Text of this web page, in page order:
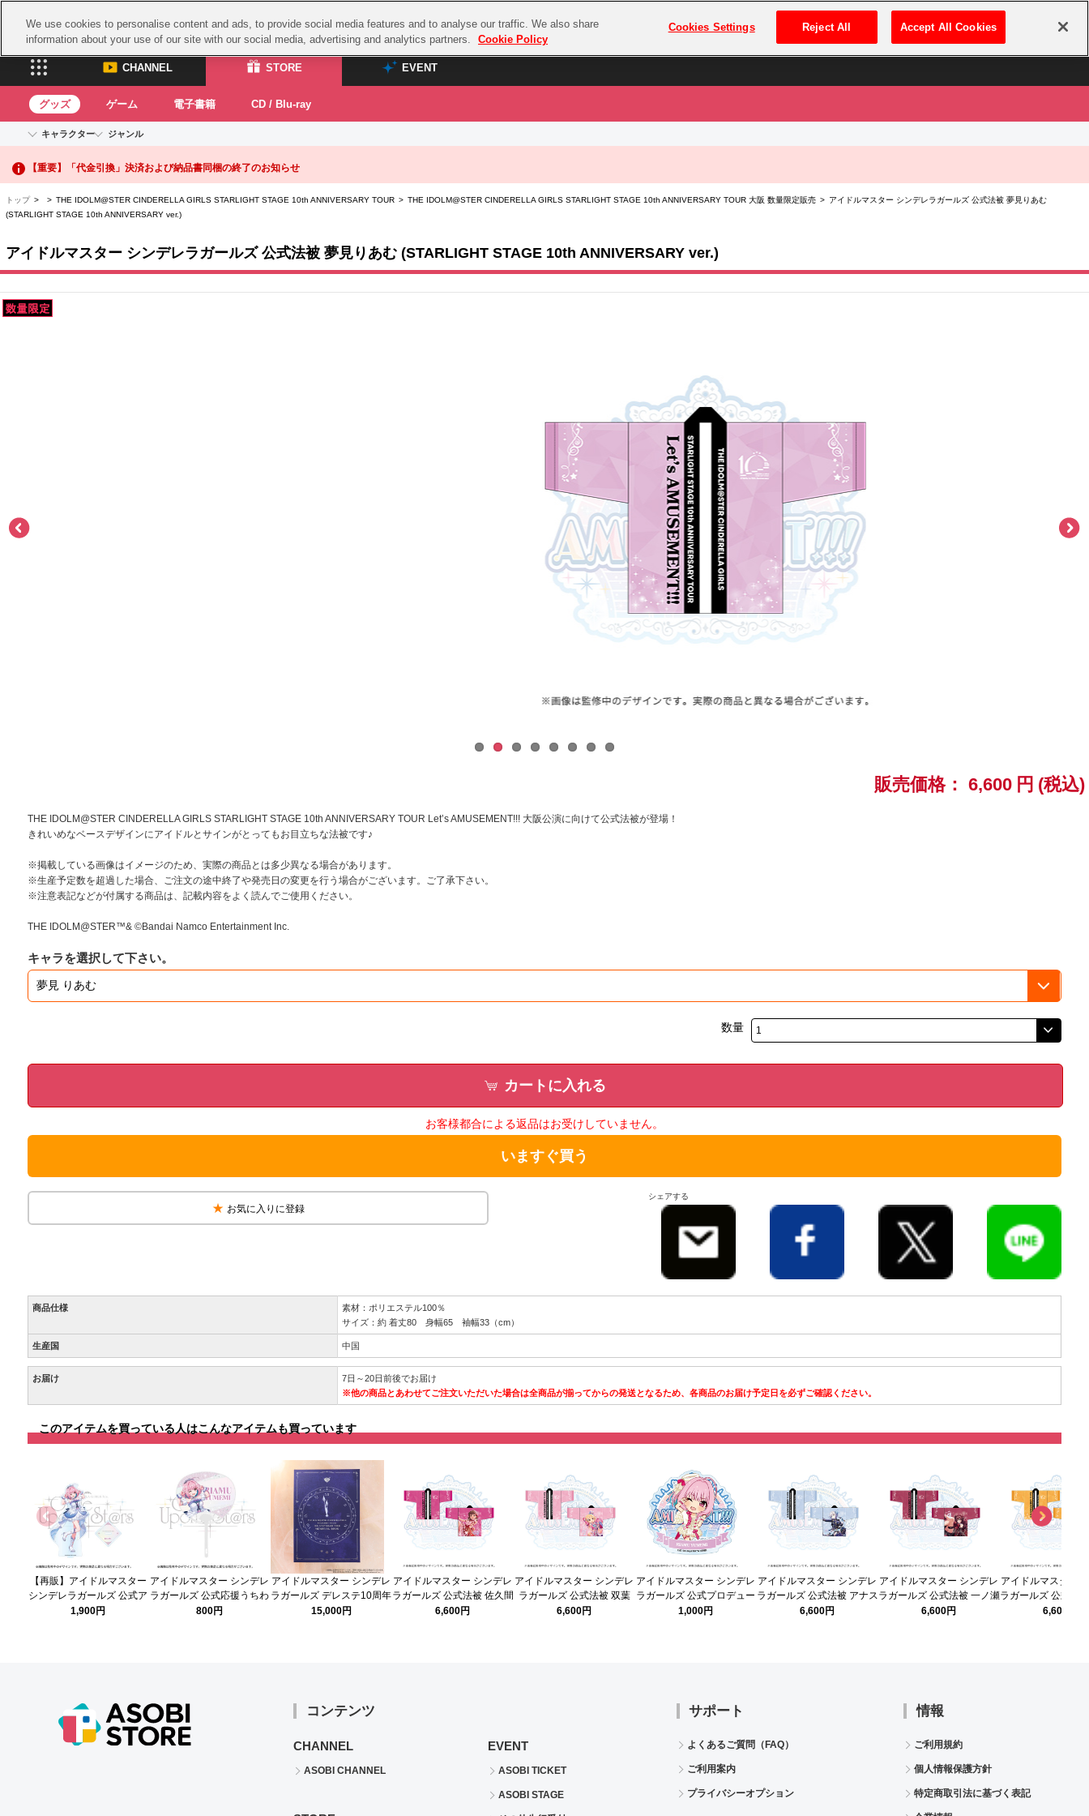
プレミアム会員とは ログイン・新規登録
CHANNEL STORE EVENT
CHANNEL
ASOBI CHANNEL TOP
STORE
ASOBI STORE TOP
電子書籍
CD / Blu-ray
EVENT
ASOBI TICKET
グッズ ゲーム 電子書籍 CD / Blu-ray
キャラクター
アイドルマスターシリーズ
アイドルマスター シンデレラガールズ
アイドルマスター シャイニーカラーズ
学園アイドルマスター
プロジェクトアイマス ヴイアライヴ
パックマン
ナムコクラシック
スサノオマジック
ラブライブ！サンシャイン‼
アイドリッシュセブン
ジャンル
イベントグッズ
生活雑貨
【重要】二段階認証設定およびID・パスワード管理のお願い
【重要】「代金引換」決済および納品書同梱の終了のお知らせ
トップ>
> THE IDOLM@STER CINDERELLA GIRLS STARLIGHT STAGE 10th ANNIVERSARY TOUR > THE IDOLM@STER CINDERELLA GIRLS STARLIGHT STAGE 10th ANNIVERSARY TOUR 大阪 数量限定販売 > アイドルマスター シンデレラガールズ 公式法被 夢見りあむ
(STARLIGHT STAGE 10th ANNIVERSARY ver.)
アイドルマスター シンデレラガールズ 公式法被 夢見りあむ (STARLIGHT STAGE 10th ANNIVERSARY ver.)
販売価格： 6,600 円 (税込)
THE IDOLM@STER CINDERELLA GIRLS STARLIGHT STAGE 10th ANNIVERSARY TOUR Let’s AMUSEMENT!!! 大阪公演に向けて公式法被が登場！
きれいめなベースデザインにアイドルとサインがとってもお目立ちな法被です♪
※掲載している画像はイメージのため、実際の商品とは多少異なる場合があります。
※生産予定数を超過した場合、ご注文の途中終了や発売日の変更を行う場合がございます。ご了承下さい。
※注意表記などが付属する商品は、記載内容をよく読んでご使用ください。
THE IDOLM@STER™& ©Bandai Namco Entertainment Inc.
キャラを選択して下さい。
数量
カートに入れる
お客様都合による返品はお受けしていません。
いますぐ買う
お気に入りに登録
シェアする
商品仕様
素材：ポリエステル100％
サイズ：約 着丈80 身幅65 袖幅33（cm）
生産国 中国
お届け
7日～20日前後でお届け
※他の商品とあわせてご注文いただいた場合は全商品が揃ってからの発送となるため、各商品のお届け予定日を必ずご確認ください。
このアイテムを買っている人はこんなアイテムも買っています
【再販】アイドルマスター
シンデレラガールズ 公式ア
クリルスタンド 夢見りあむ
1,900円
アイドルマスター シンデレ
ラガールズ 公式応援うちわ
夢見りあむ (Once Upon a
800円
アイドルマスター シンデレ
ラガールズ デレステ10周年
記念ツアー 公式メモリアル
15,000円
アイドルマスター シンデレ
ラガールズ 公式法被 佐久間
まゆ (STARLIGHT STAGE
6,600円
アイドルマスター シンデレ
ラガールズ 公式法被 双葉
杏 (STARLIGHT STAGE
6,600円
アイドルマスター シンデレ
ラガールズ 公式プロデュー
スバッジ 夢見りあむ
1,000円
アイドルマスター シンデレ
ラガールズ 公式法被 アナス
タシア (STARLIGHT
6,600円
アイドルマスター シンデレ
ラガールズ 公式法被 一ノ瀬
志希 (STARLIGHT STAGE
6,600円
アイドルマスター
ラガールズ 公式法
美嘉 (STARLIGHT
6,600円
コンテンツ
CHANNEL
ASOBI CHANNEL
EVENT
ASOBI TICKET
ASOBI STAGE
サポート
よくあるご質問（FAQ）
ご利用案内
プライバシーオプション
情報
ご利用規約
個人情報保護方針
特定商取引法に基づく表記
We use cookies to personalise content and ads, to provide social media features and to analyse our traffic. We also share
information about your use of our site with our social media, advertising and analytics partners.
Cookie Policy
Cookies Settings Reject All Accept All Cookies